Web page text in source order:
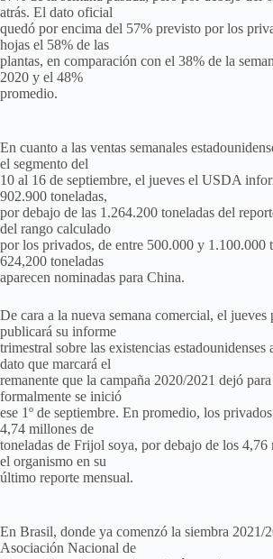
atrás. El dato oficial
quedó por encima del 57% previsto por los
hojas el 58% de las
plantas, en comparación con el 38% de la
2020 y el 48%
promedio.
En cuanto a las ventas semanales
el segmento del
10 al 16 de septiembre, el jueves el USDA
902.900 toneladas,
por debajo de las 1.264.200 toneladas del
del rango calculado
por los privados, de entre 500.000 y 1.100.000
624,200 toneladas
aparecen nominadas para China.
De cara a la nueva semana comercial, el
publicará su informe
trimestral sobre las existencias estadounidenses
dato que marcará el
remanente que la campaña 2020/2021 dejó
formalmente se inició
ese 1º de septiembre. En promedio, los
4,74 millones de
toneladas de Frijol soya, por debajo de los
el organismo en su
último reporte mensual.
En Brasil, donde ya comenzó la siembra 2021/
Asociación Nacional de